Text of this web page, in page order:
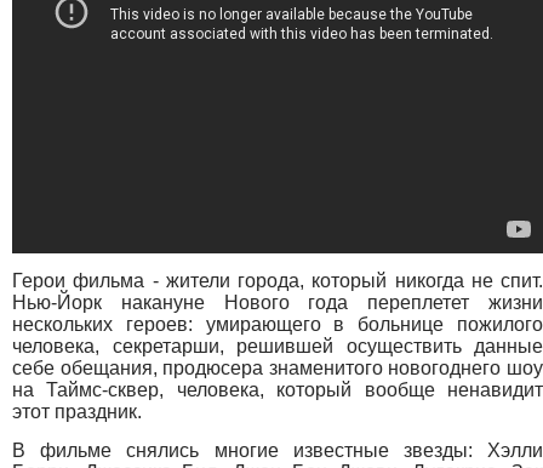
Герои фильма - жители города, который никогда не спит.
Нью-Йорк накануне Нового года переплетет жизни
нескольких героев: умирающего в больнице пожилого
человека, секретарши, решившей осуществить данные
себе обещания, продюсера знаменитого новогоднего шоу
на Таймс-сквер, человека, который вообще ненавидит
этот праздник.
В фильме снялись многие известные звезды: Хэлли